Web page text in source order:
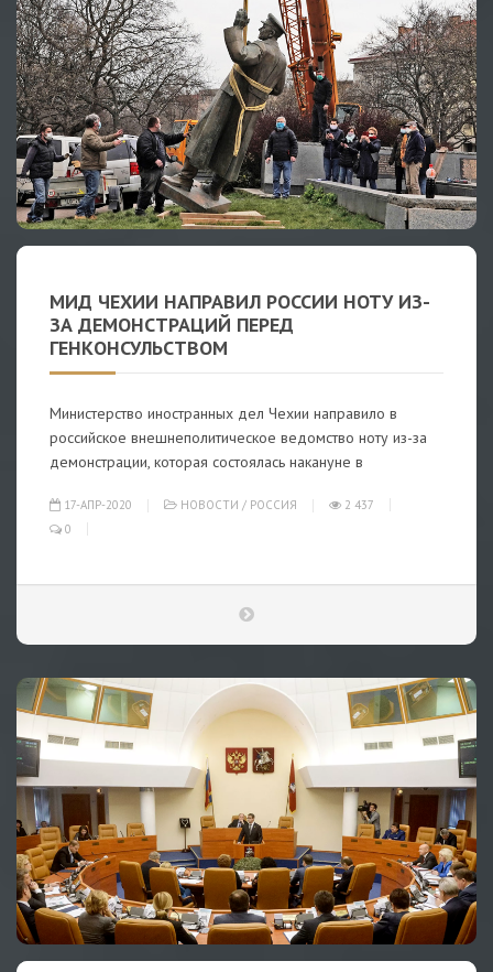
МИД ЧЕХИИ НАПРАВИЛ РОССИИ НОТУ ИЗ-
ЗА ДЕМОНСТРАЦИЙ ПЕРЕД
ГЕНКОНСУЛЬСТВОМ
Министерство иностранных дел Чехии направило в
российское внешнеполитическое ведомство ноту из-за
демонстрации, которая состоялась накануне в
17-АПР-2020 НОВОСТИ / РОССИЯ
2 437
0